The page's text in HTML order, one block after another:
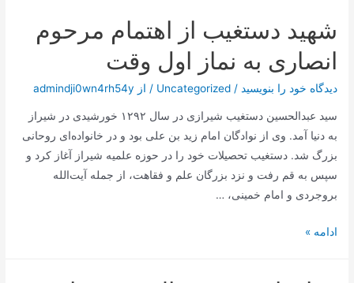
الميزان
للعلامة
الطباطبائي
شهید دستغیب از اهتمام مرحوم
انصاری به نماز اول وقت
دیدگاه‌ خود را بنویسید /
Uncategorized / از admindji0wn4rh54y
سید عبدالحسین دستغیب شیرازی در سال ۱۲۹۲ خورشیدی در شیراز
به دنیا آمد. وی از نوادگان امام زید بن علی بود و در خانواده‌ای روحانی
بزرگ شد. دستغیب تحصیلات خود را در حوزه علمیه شیراز آغاز کرد و
سپس به قم رفت و نزد بزرگان علم و فقاهت، از جمله آیت‌الله
بروجردی و امام خمینی، …
شهید
ادامه »